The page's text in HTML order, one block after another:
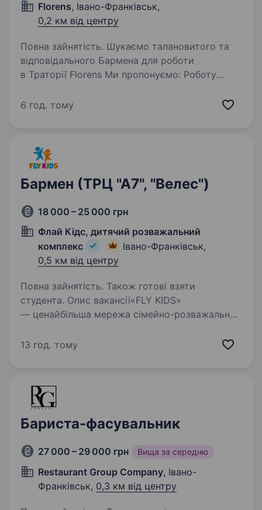
Florens, Івано-Франківськ,
0,2 км від центру
Повна зайнятість. Шукаємо талановитого та
відповідального Бармена для роботи
в Траторії Florens Ми пропонуємо: Роботу
заробітньої плати Корпоративні знижки
6 год. тому
Бармен (ТРЦ "А7", "Велес")
18 000 – 25 000 грн
Флай Кідс, дитячий розважальний
комплекс
Івано-Франківськ,
0,5 км від центру
Повна зайнятість. Також готові взяти
студента. Опис вакансії«FLY KIDS»
— ценайбільша мережа сімейно-розважальних
центрів і ми масштабуємось! Ми — простір
13 год. тому
Бариста-фасувальник
27 000 – 29 000 грн Вища за середню
Restaurant Group Company, Івано-
Франківськ, 0,3 км від центру